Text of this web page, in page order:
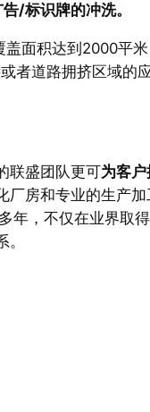
/标识牌的冲洗。
面积达到2000平
者道路拥挤区域的
联盛团队更可为客
厂房和专业的生产
年，不仅在业界取